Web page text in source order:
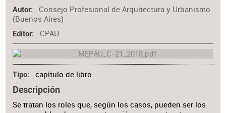
Autor
Consejo Profesional de Arquitectura y Urbanismo
(Buenos Aires)
Editor CPAU
Tipo capítulo de libro
Descripción
Se tratan los roles que, según los casos, pueden ser los